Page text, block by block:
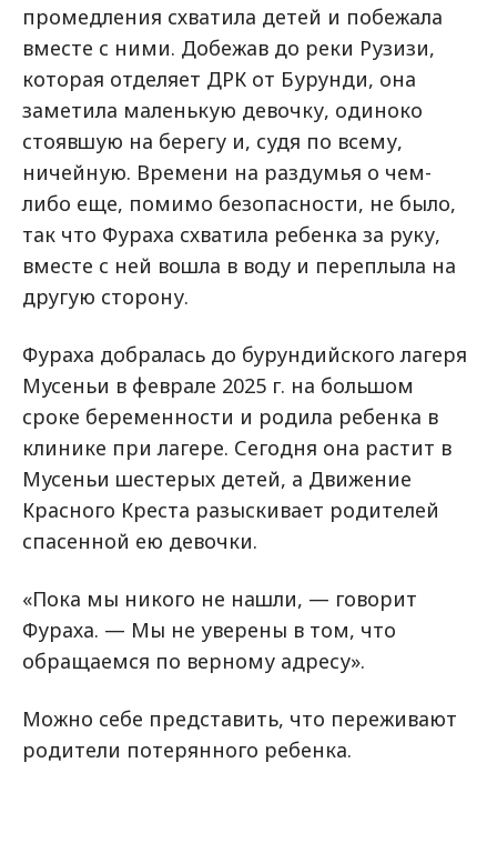
промедления схватила детей и побежала
вместе с ними. Добежав до реки Рузизи,
которая отделяет ДРК от Бурунди, она
заметила маленькую девочку, одиноко
стоявшую на берегу и, судя по всему,
ничейную. Времени на раздумья о чем-
либо еще, помимо безопасности, не было,
так что Фураха схватила ребенка за руку,
вместе с ней вошла в воду и переплыла на
другую сторону.
Фураха добралась до бурундийского лагеря
Мусеньи в феврале 2025 г. на большом
сроке беременности и родила ребенка в
клинике при лагере. Сегодня она растит в
Мусеньи шестерых детей, а Движение
Красного Креста разыскивает родителей
спасенной ею девочки.
«Пока мы никого не нашли, — говорит
Фураха. — Мы не уверены в том, что
обращаемся по верному адресу».
Можно себе представить, что переживают
родители потерянного ребенка.